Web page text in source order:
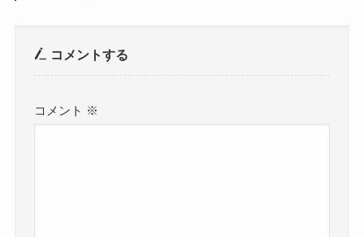
コメントする
コメント ※